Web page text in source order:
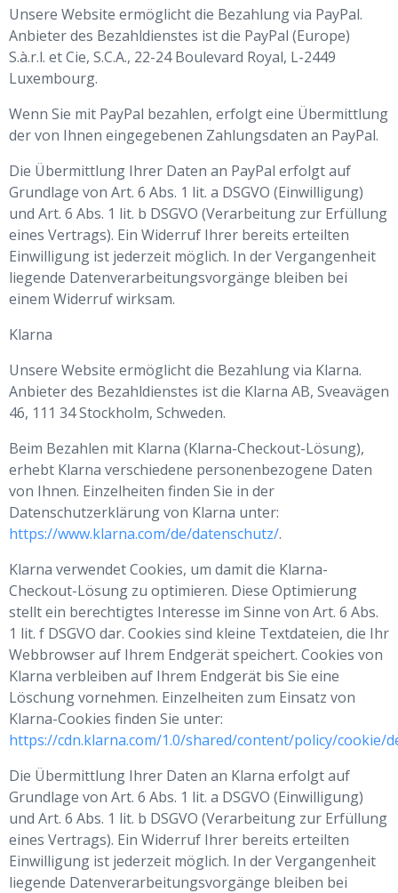
Unsere Website ermöglicht die Bezahlung via PayPal.
Anbieter des Bezahldienstes ist die PayPal (Europe)
S.à.r.l. et Cie, S.C.A., 22-24 Boulevard Royal, L-2449
Luxembourg.
Wenn Sie mit PayPal bezahlen, erfolgt eine Übermittlung
der von Ihnen eingegebenen Zahlungsdaten an PayPal.
Die Übermittlung Ihrer Daten an PayPal erfolgt auf
Grundlage von Art. 6 Abs. 1 lit. a DSGVO (Einwilligung)
und Art. 6 Abs. 1 lit. b DSGVO (Verarbeitung zur Erfüllung
eines Vertrags). Ein Widerruf Ihrer bereits erteilten
Einwilligung ist jederzeit möglich. In der Vergangenheit
liegende Datenverarbeitungsvorgänge bleiben bei
einem Widerruf wirksam.
Klarna
Unsere Website ermöglicht die Bezahlung via Klarna.
Anbieter des Bezahldienstes ist die Klarna AB, Sveavägen
46, 111 34 Stockholm, Schweden.
Beim Bezahlen mit Klarna (Klarna-Checkout-Lösung),
erhebt Klarna verschiedene personenbezogene Daten
von Ihnen. Einzelheiten finden Sie in der
Datenschutzerklärung von Klarna unter:
https://www.klarna.com/de/datenschutz/.
Klarna verwendet Cookies, um damit die Klarna-
Checkout-Lösung zu optimieren. Diese Optimierung
stellt ein berechtigtes Interesse im Sinne von Art. 6 Abs.
1 lit. f DSGVO dar. Cookies sind kleine Textdateien, die Ihr
Webbrowser auf Ihrem Endgerät speichert. Cookies von
Klarna verbleiben auf Ihrem Endgerät bis Sie eine
Löschung vornehmen. Einzelheiten zum Einsatz von
Klarna-Cookies finden Sie unter:
https://cdn.klarna.com/1.0/shared/content/policy/cookie/
Die Übermittlung Ihrer Daten an Klarna erfolgt auf
Grundlage von Art. 6 Abs. 1 lit. a DSGVO (Einwilligung)
und Art. 6 Abs. 1 lit. b DSGVO (Verarbeitung zur Erfüllung
eines Vertrags). Ein Widerruf Ihrer bereits erteilten
Einwilligung ist jederzeit möglich. In der Vergangenheit
liegende Datenverarbeitungsvorgänge bleiben bei